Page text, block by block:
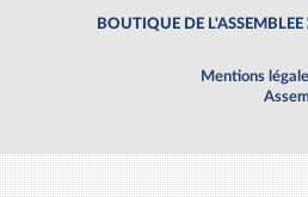
BOUTIQUE DE L'ASSEMBLEE
Mentions